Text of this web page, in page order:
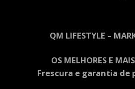
QM LIFESTYLE –
OS MELHORES E
Frescura e garantia de